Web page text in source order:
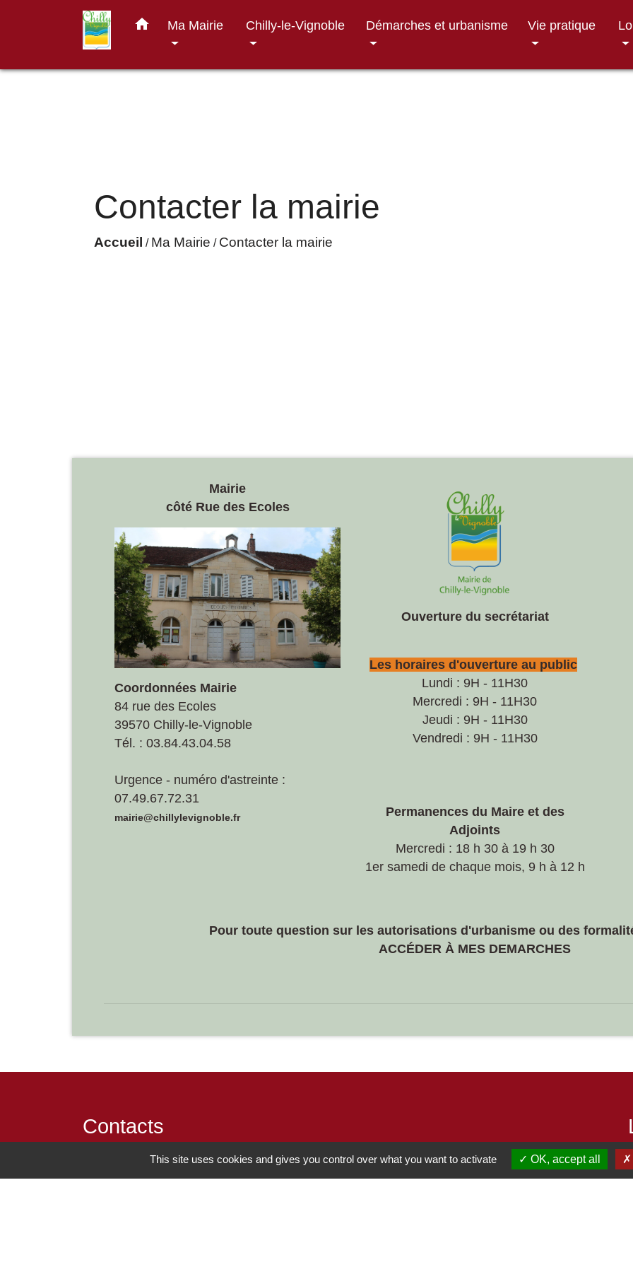
home Ma Mairie Chilly-le-Vignoble Démarches et urbanisme Vie pratique
Contacter la mairie
Accueil / Ma Mairie / Contacter la mairie
Mairie
côté Rue des Ecoles
Coordonnées Mairie
84 rue des Ecoles
39570 Chilly-le-Vignoble
Tél. : 03.84.43.04.58
Urgence - numéro d'astreinte :
07.49.67.72.31
mairie@chillylevignoble.fr
Ouverture du secrétariat
Les horaires d'ouverture au public
Lundi : 9H - 11H30
Mercredi : 9H - 11H30
Jeudi : 9H - 11H30
Vendredi : 9H - 11H30​​​​​​​
Permanences du Maire et des
Adjoints
Mercredi : 18 h 30 à 19 h 30
1er samedi de chaque mois, 9 h à 12 h
Pour toute question sur les autorisations d'urbanisme ou des
ACCÉDER À MES DEMARCHES
Contacts
Commune de Chilly-le-Vignoble
84 Rue des écoles
This site uses cookies and gives you control over what you want to activate OK, accept all